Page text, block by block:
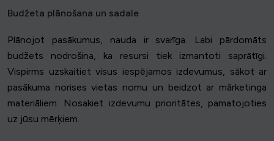
Budžeta plānošana un sadale
Plānojot pasākumus, nauda ir svarīga. Labi pārdomāts
budžets nodrošina, ka resursi tiek izmantoti saprātīgi.
Vispirms uzskaitiet visus iespējamos izdevumus, sākot ar
pasākuma norises vietas nomu un beidzot ar mārketinga
materiāliem. Nosakiet izdevumu prioritātes, pamatojoties
uz jūsu mērķiem.